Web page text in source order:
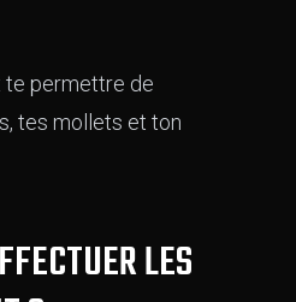
te permettre de
tes mollets et ton
LES